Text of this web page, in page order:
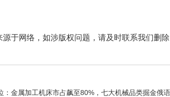
于网络，如涉版权问题，请及时联系我们删除
：金属加工机床市占飙至80%，七大机械品类掘金俄